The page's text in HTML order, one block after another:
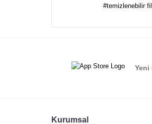
Ürün açıklamasında
Bu ürüne benzer farklı
#temizlenebilir
Yeni
Kurumsal